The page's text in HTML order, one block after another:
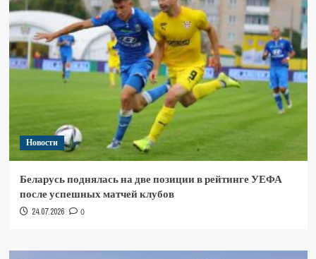
Новости
Беларусь поднялась на две позиции в рейтинге УЕФА
после успешных матчей клубов
24.07.2026 0